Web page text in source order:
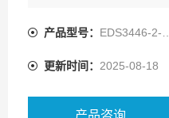
EDS3000有一个特别的
任何位置安装而不需要附
4位数字显示且测量单位可
产品型号： EDS3446-2-0400-000
更新时间： 2025-08-18
产品咨询